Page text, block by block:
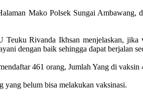
Mako Polsek Sungai
Rivanda Ikhsan menjelaskan,
dengan baik sehingga dapat berjalan
461 orang, Jumlah Yang di
yang belum bisa melakukan vaksinasi.